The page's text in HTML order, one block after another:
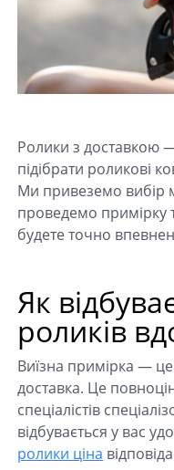
Ролики з доставкою
підібрати роликові
Ми привеземо вибір
проведемо примірку
будете точно
Як
роликів
Виїзна примірка —
доставка. Це
спеціалістів
відбувається у вас
ролики ціна